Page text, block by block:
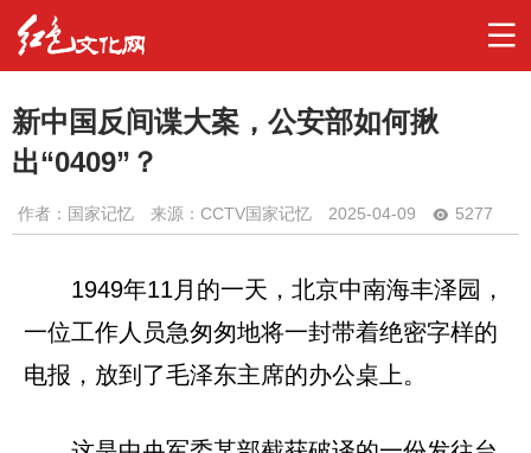
新中国反间谍大案，公安部如何揪
出“0409”？
作者： 国家记忆 来源：CCTV国家记忆 2025-04-09 5277
1949年11月的一天，北京中南海丰泽园，
一位工作人员急匆匆地将一封带着绝密字样的
电报，放到了毛泽东主席的办公桌上。